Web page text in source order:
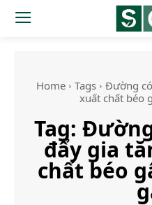
Home Tags
Đường
xuất chất béo
Tag:
đẩy gia
chất béo